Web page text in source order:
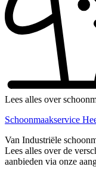
Lees alles over
Schoonmaakservice
Van Industriële
Lees alles over de
aanbieden via onze